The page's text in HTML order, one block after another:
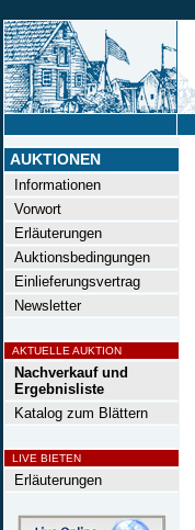
AUKTIONEN
Informationen
Vorwort
Erläuterungen
Auktionsbedingungen
Einlieferungsvertrag
Newsletter
AKTUELLE AUKTION
Nachverkauf und
Ergebnisliste
Katalog zum Blättern
LIVE BIETEN
Erläuterungen